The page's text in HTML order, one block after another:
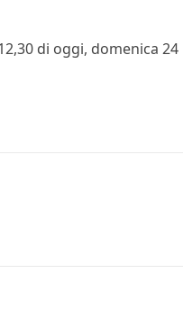
di oggi, domenica